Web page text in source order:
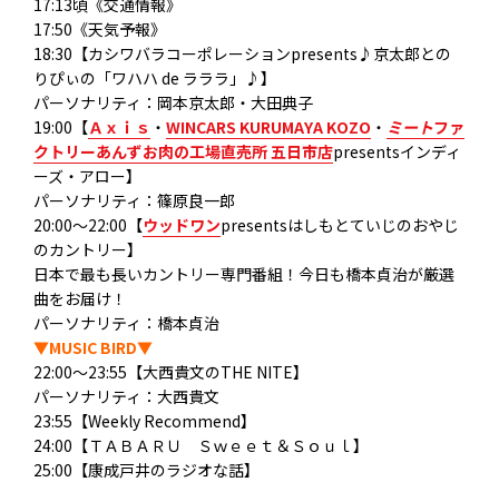
17:13頃《交通情報》
17:50《天気予報》
18:30【カシワバラコーポレーションpresents♪京太郎との
りぴぃの「ワハハ de ラララ」♪】
パーソナリティ：岡本京太郎・大田典子
19:00【Ａｘｉｓ ・ WINCARS KURUMAYA KOZO ・ ミートファ
クトリーあんずお肉の工場直売所 五日市店presentsインディ
ーズ・アロー】
パーソナリティ：篠原良一郎
20:00～22:00【ウッドワンpresentsはしもとていじのおやじ
のカントリー】
日本で最も長いカントリー専門番組！今日も橋本貞治が厳選
曲をお届け！
パーソナリティ：橋本貞治
▼MUSIC BIRD▼
22:00～23:55【大西貴文のTHE NITE】
パーソナリティ：大西貴文
23:55【Weekly Recommend】
24:00【ＴＡＢＡＲＵ Ｓｗｅｅｔ＆Ｓｏｕｌ】
25:00【康成戸井のラジオな話】